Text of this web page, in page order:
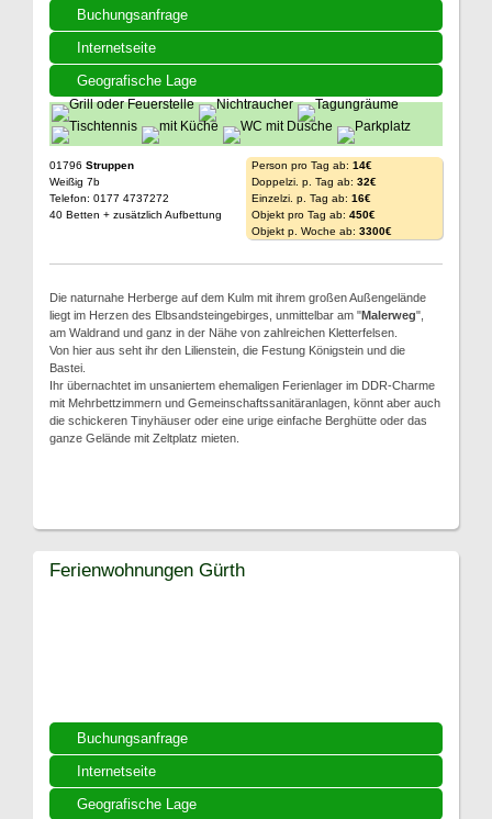
Buchungsanfrage
Internetseite
Geografische Lage
01796 Struppen
Weißig 7b
Telefon: 0177 4737272
40 Betten + zusätzlich Aufbettung
Person pro Tag ab: 14€
Doppelzi. p. Tag ab: 32€
Einzelzi. p. Tag ab: 16€
Objekt pro Tag ab: 450€
Objekt p. Woche ab: 3300€
Die naturnahe Herberge auf dem Kulm mit ihrem großen Außengelände
liegt im Herzen des Elbsandsteingebirges, unmittelbar am "Malerweg",
am Waldrand und ganz in der Nähe von zahlreichen Kletterfelsen.
Von hier aus seht ihr den Lilienstein, die Festung Königstein und die
Bastei.
Ihr übernachtet im unsaniertem ehemaligen Ferienlager im DDR-Charme
mit Mehrbettzimmern und Gemeinschaftssanitäranlagen, könnt aber auch
die schickeren Tinyhäuser oder eine urige einfache Berghütte oder das
ganze Gelände mit Zeltplatz mieten.
Buchungsanfrage
Internetseite
Geografische Lage
Ferienwohnungen Gürth